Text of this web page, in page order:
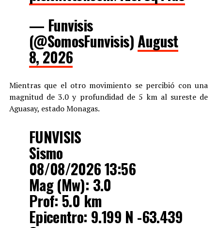
— Funvisis
(@SomosFunvisis)August
8, 2026
Mientras que el otro movimiento se percibió con una
magnitud de 3.0 y profundidad de 5 km al sureste de
Aguasay, estado Monagas.
FUNVISIS
Sismo
08/08/2026 13:56
Mag (Mw): 3.0
Prof: 5.0 km
Epicentro: 9.199 N -63.439